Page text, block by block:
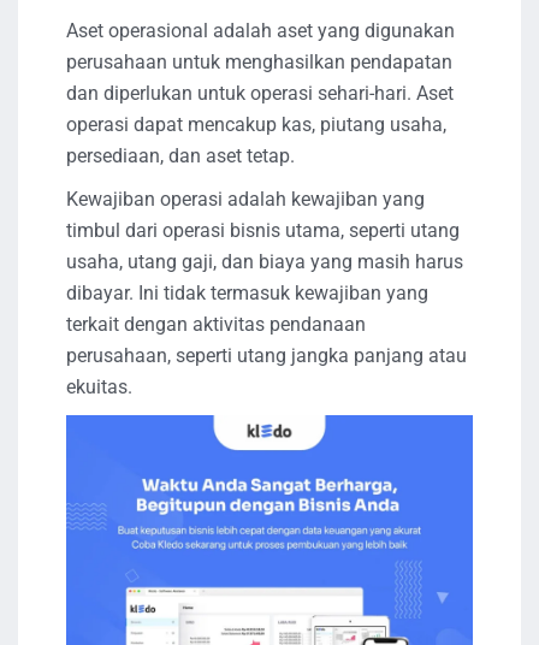
Aset operasional adalah aset yang digunakan
perusahaan untuk menghasilkan pendapatan
dan diperlukan untuk operasi sehari-hari. Aset
operasi dapat mencakup kas, piutang usaha,
persediaan, dan aset tetap.
Kewajiban operasi adalah kewajiban yang
timbul dari operasi bisnis utama, seperti utang
usaha, utang gaji, dan biaya yang masih harus
dibayar. Ini tidak termasuk kewajiban yang
terkait dengan aktivitas pendanaan
perusahaan, seperti utang jangka panjang atau
ekuitas.